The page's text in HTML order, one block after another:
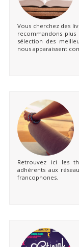
Vous cherchez des
recommandons plus
sélection des
nous apparaissent
Retrouvez ici les
adhérents aux
francophones.